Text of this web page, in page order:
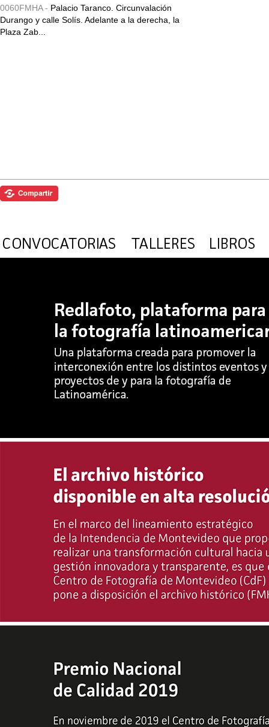
0060FMHA - Palacio Taranco. Circunvalación
Durango y calle Solís. Adelante a la derecha, la
Plaza Zab...